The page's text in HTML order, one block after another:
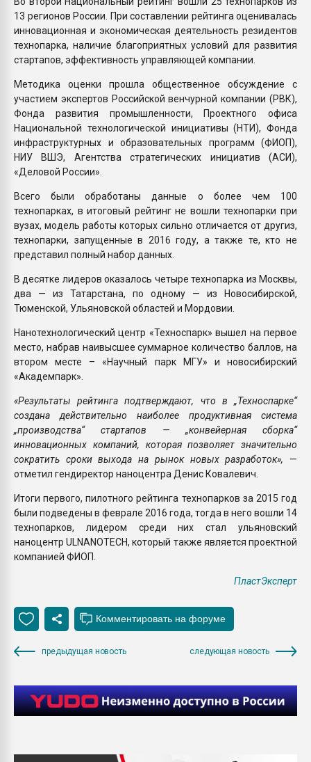
13 регионов России. При составлении рейтинга оценивалась
инновационная и экономическая деятельность резидентов
технопарка, наличие благоприятных условий для развития
стартапов, эффективность управляющей компании.
Методика оценки прошла общественное обсуждение с
участием экспертов Российской венчурной компании (РВК),
Фонда развития промышленности, Проектного офиса
Национальной технологической инициативы (НТИ), Фонда
инфраструктурных и образовательных программ (ФИОП),
НИУ ВШЭ, Агентства стратегических инициатив (АСИ),
«Деловой России».
Всего были обработаны данные о более чем 100
технопарках, в итоговый рейтинг не вошли технопарки при
вузах, модель работы которых сильно отличается от другиз,
технопарки, запущенные в 2016 году, а также те, кто не
представил полный набор данных.
В десятке лидеров оказалось четыре технопарка из Москвы,
два — из Татарстана, по одному — из Новосибирской,
Тюменской, Ульяновской областей и Мордовии.
Нанотехнологический центр «Техноспарк» вышел на первое
место, набрав наивысшее суммарное количество баллов, на
втором месте – «Научный парк МГУ» и новосибирский
«Академпарк».
«Результаты рейтинга подтверждают, что в „Техноспарке“
создана действительно наиболее продуктивная система
„производства“ стартапов — „конвейерная сборка“
инновационных компаний, которая позволяет значительно
сократить сроки выхода на рынок новых разработок», —
отметил гендиректор наноцентра Денис Ковалевич.
Итоги первого, пилотного рейтинга технопарков за 2015 год
были подведены в феврале 2016 года, тогда в него вошли 14
технопарков, лидером среди них стал ульяновский
наноцентр ULNANOTECH, который также является проектной
компанией ФИОП.
ПластЭксперт
предыдущая новость следующая новость